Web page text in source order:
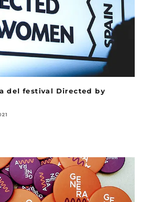
del festival Directed by